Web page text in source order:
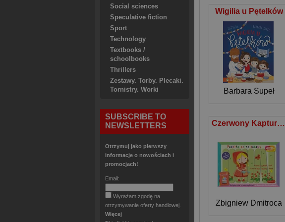
Social sciences
Speculative fiction
Sport
Technology
Textbooks /
schoolbooks
Thrillers
Zestawy. Torby. Plecaki.
Tornistry. Worki
SUBSCRIBE TO
NEWSLETTERS
Otrzymuj jako pierwszy
informacje o nowościach i
promocjach!
Email:
Wyrażam zgodę na
otrzymywanie oferty handlowej.
Więcej
Wigilia u Pętelków
Barbara Supeł
Czerwony Kapturek Akademia mądrego dziecka Pudełko pełne zabawy
Zbigniew Dmitroca